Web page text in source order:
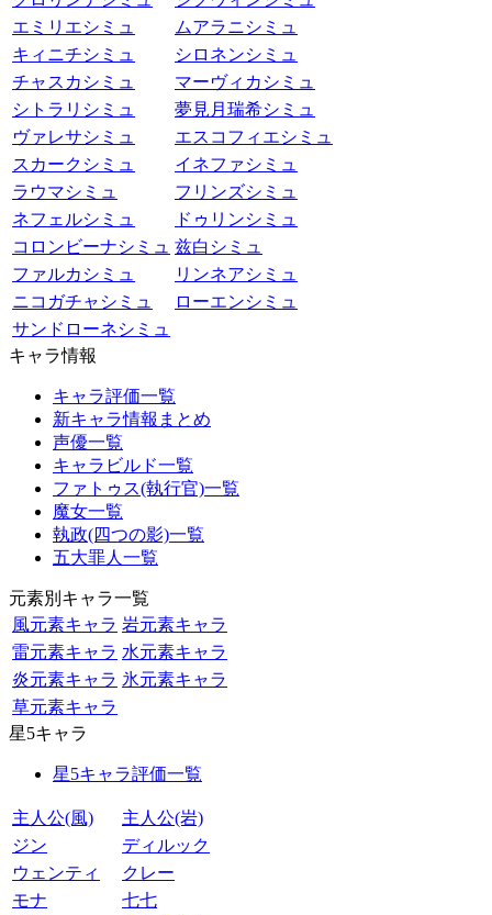
エミリエシミュ
ムアラニシミュ
キィニチシミュ
シロネンシミュ
チャスカシミュ
マーヴィカシミュ
シトラリシミュ
夢見月瑞希シミュ
ヴァレサシミュ
エスコフィエシミュ
スカークシミュ
イネファシミュ
ラウマシミュ
フリンズシミュ
ネフェルシミュ
ドゥリンシミュ
コロンビーナシミュ 兹白シミュ
ファルカシミュ
リンネアシミュ
ニコガチャシミュ
ローエンシミュ
サンドローネシミュ
キャラ情報
キャラ評価一覧
新キャラ情報まとめ
声優一覧
キャラビルド一覧
ファトゥス(執行官)一覧
魔女一覧
執政(四つの影)一覧
五大罪人一覧
元素別キャラ一覧
風元素キャラ 岩元素キャラ
雷元素キャラ 水元素キャラ
炎元素キャラ 氷元素キャラ
草元素キャラ
星5キャラ
星5キャラ評価一覧
主人公(風)
主人公(岩)
ジン
ディルック
ウェンティ
クレー
モナ
七七